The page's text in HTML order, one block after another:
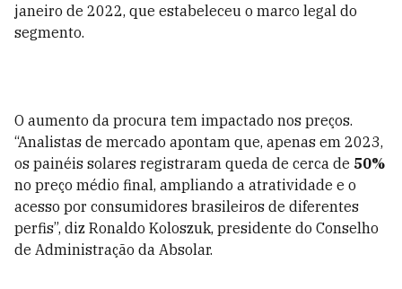
janeiro de 2022, que estabeleceu o marco legal do
segmento.
O aumento da procura tem impactado nos preços.
“Analistas de mercado apontam que, apenas em 2023,
os painéis solares registraram queda de cerca de 50%
no preço médio final, ampliando a atratividade e o
acesso por consumidores brasileiros de diferentes
perfis”, diz Ronaldo Koloszuk, presidente do Conselho
de Administração da Absolar.